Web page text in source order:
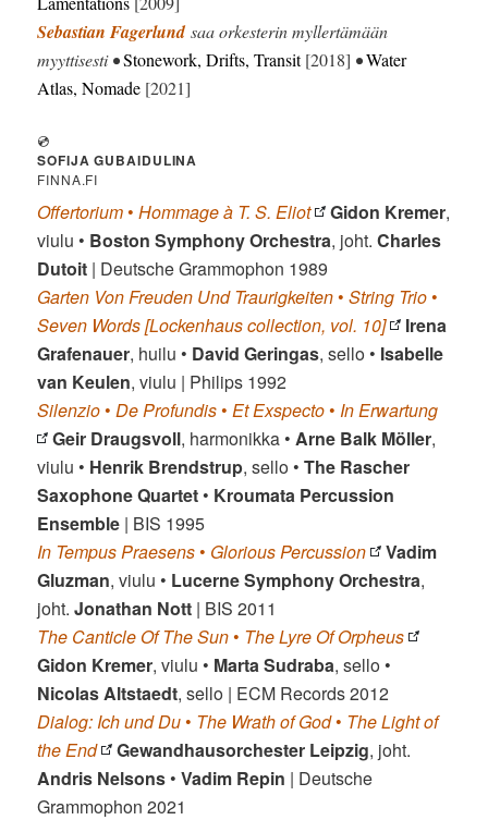
Sebastian Fagerlundsaa orkesterin myllertämään
myyttisesti •Stonework, Drifts, Transit[2018] •Water
Atlas, Nomade [2021]
💿
SOFIJA GUBAIDULINA
FINNA.FI
Offertorium•Hommage à T. S. Eliot Gidon Kremer,
viulu • Boston Symphony Orchestra, joht.Charles
Dutoit | Deutsche Grammophon 1989
Garten Von Freuden Und Traurigkeiten•String Trio•
Seven Words [Lockenhaus collection, vol. 10]
Irena
Grafenauer, huilu • David Geringas, sello • Isabelle
van Keulen, viulu | Philips 1992
Silenzio•De Profundis•Et Exspecto•In Erwartung
Geir Draugsvoll, harmonikka •Arne Balk Möller,
viulu • Henrik Brendstrup, sello •The Rascher
Saxophone Quartet • Kroumata Percussion
Ensemble | BIS 1995
In Tempus Praesens• Glorious Percussion
Vadim
Gluzman, viulu • Lucerne Symphony Orchestra,
joht.Jonathan Nott | BIS 2011
The Canticle Of The Sun• The Lyre Of Orpheus
Gidon Kremer, viulu • Marta Sudraba, sello •
Nicolas Altstaedt, sello | ECM Records 2012
Dialog: Ich und Du• The Wrath of God• The Light of
the End
Gewandhausorchester Leipzig, joht.
Andris Nelsons •Vadim Repin | Deutsche
Grammophon 2021